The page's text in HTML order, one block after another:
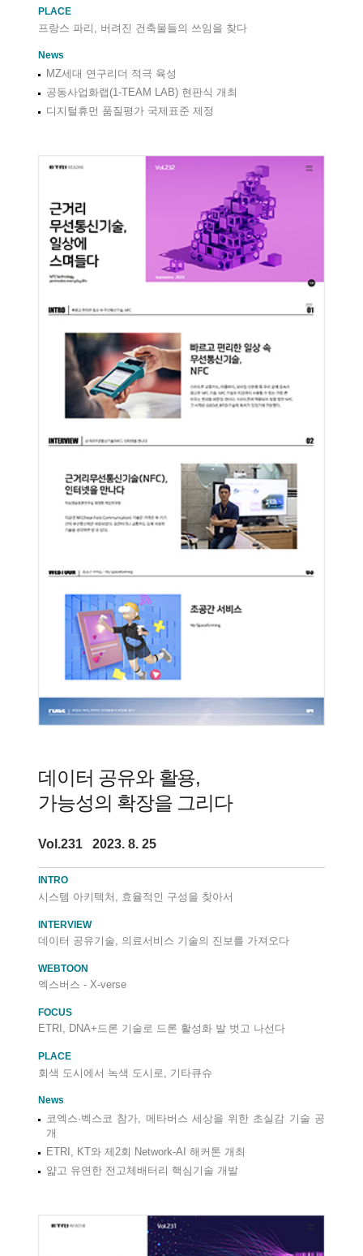
PLACE
프랑스 파리, 버려진 건축물들의 쓰임을 찾다
News
MZ세대 연구리더 적극 육성
공동사업화랩(1-TEAM LAB) 현판식 개최
디지털휴먼 품질평가 국제표준 제정
데이터 공유와 활용,
가능성의 확장을 그리다
Vol.231 2023. 8. 25
INTRO
시스템 아키텍처, 효율적인 구성을 찾아서
INTERVIEW
데이터 공유기술, 의료서비스 기술의 진보를 가져오다
WEBTOON
엑스버스 - X-verse
FOCUS
ETRI, DNA+드론 기술로 드론 활성화 발 벗고 나선다
PLACE
회색 도시에서 녹색 도시로, 기타큐슈
News
코엑스·벡스코 참가, 메타버스 세상을 위한 초실감 기술 공
개
ETRI, KT와 제2회 Network-AI 해커톤 개최
얇고 유연한 전고체배터리 핵심기술 개발